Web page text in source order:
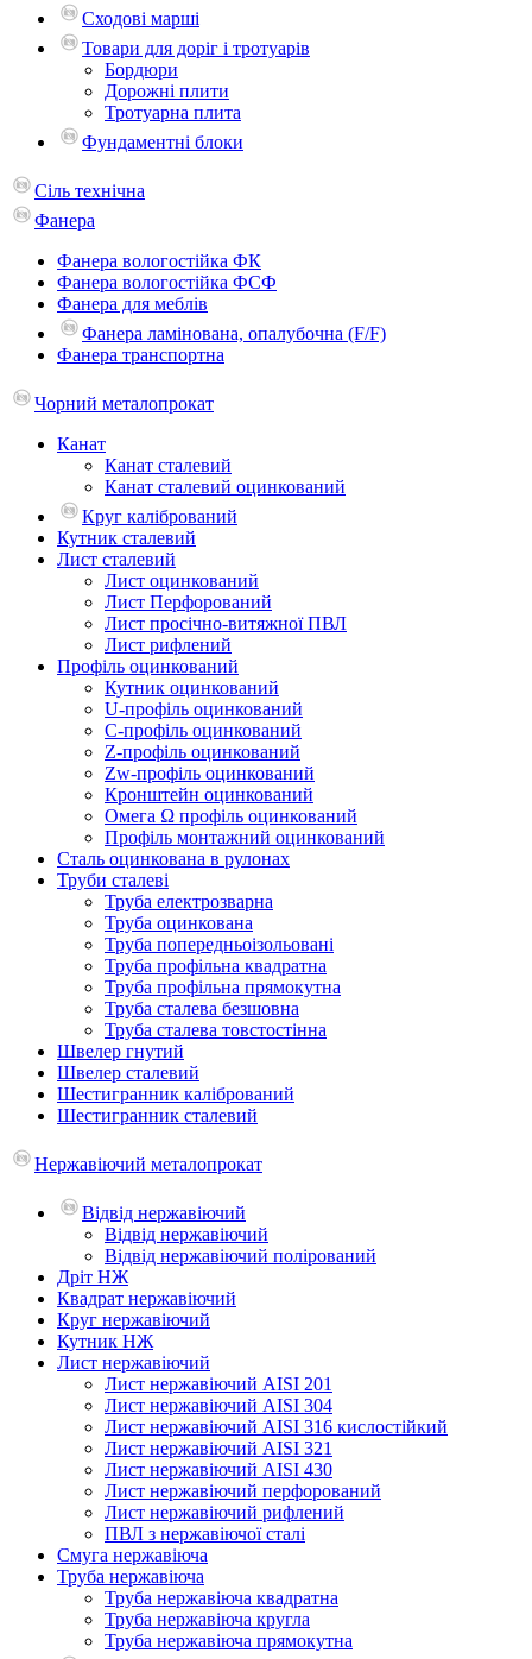
Сходові марші
Товари для доріг і тротуарів
Бордюри
Дорожні плити
Тротуарна плита
Фундаментні блоки
Сіль технічна
Фанера
Фанера вологостійка ФК
Фанера вологостійка ФСФ
Фанера для меблів
Фанера ламінована, опалубочна (F/F)
Фанера транспортна
Чорний металопрокат
Канат
Канат сталевий
Канат сталевий оцинкований
Круг калібрований
Кутник сталевий
Лист сталевий
Лист оцинкований
Лист Перфорований
Лист просічно-витяжної ПВЛ
Лист рифлений
Профіль оцинкований
Кутник оцинкований
U-профіль оцинкований
С-профіль оцинкований
Z-профіль оцинкований
Zw-профіль оцинкований
Кронштейн оцинкований
Омега Ω профіль оцинкований
Профіль монтажний оцинкований
Сталь оцинкована в рулонах
Труби сталеві
Труба електрозварна
Труба оцинкована
Труба попередньоізольовані
Труба профільна квадратна
Труба профільна прямокутна
Труба сталева безшовна
Труба сталева товстостінна
Швелер гнутий
Швелер сталевий
Шестигранник калібрований
Шестигранник сталевий
Нержавіючий металопрокат
Відвід нержавіючий
Відвід нержавіючий
Відвід нержавіючий полірований
Дріт НЖ
Квадрат нержавіючий
Круг нержавіючий
Кутник НЖ
Лист нержавіючий
Лист нержавіючий AISI 201
Лист нержавіючий AISI 304
Лист нержавіючий AISI 316 кислостійкий
Лист нержавіючий AISI 321
Лист нержавіючий AISI 430
Лист нержавіючий перфорований
Лист нержавіючий рифлений
ПВЛ з нержавіючої сталі
Смуга нержавіюча
Труба нержавіюча
Труба нержавіюча квадратна
Труба нержавіюча кругла
Труба нержавіюча прямокутна